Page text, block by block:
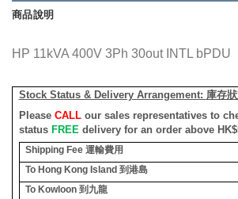
商品說明
HP 11kVA 400V 3Ph 30out INTL bPDU
Stock Status & Delivery Arrangement: 庫存
Please CALLour sales representatives to
status FREE delivery for an order above
Shipping Fee 運輸費用
To Hong Kong Island 到港島
To Kowloon 到九龍